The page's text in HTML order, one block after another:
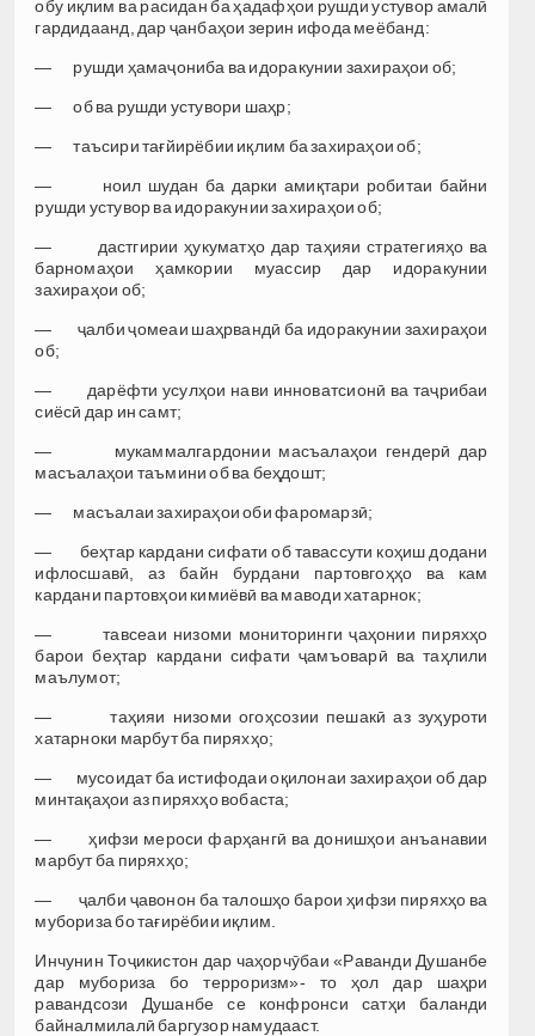
обу иқлим ва расидан ба ҳадафҳои рушди устувор амалӣ
гардидаанд, дар ҷанбаҳои зерин ифода меёбанд:
— рушди ҳамаҷониба ва идоракунии захираҳои об;
— об ва рушди устувори шаҳр;
— таъсири тағйирёбии иқлим ба захираҳои об;
— ноил шудан ба дарки амиқтари робитаи байни
рушди устувор ва идоракунии захираҳои об;
— дастгирии ҳукуматҳо дар таҳияи стратегияҳо ва
барномаҳои ҳамкории муассир дар идоракунии
захираҳои об;
— ҷалби ҷомеаи шаҳрвандӣ ба идоракунии захираҳои
об;
— дарёфти усулҳои нави инноватсионӣ ва таҷрибаи
сиёсӣ дар ин самт;
— мукаммалгардонии масъалаҳои гендерӣ дар
масъалаҳои таъмини об ва беҳдошт;
— масъалаи захираҳои оби фаромарзӣ;
— беҳтар кардани сифати об тавассути коҳиш додани
ифлосшавӣ, аз байн бурдани партовгоҳҳо ва кам
кардани партовҳои кимиёвӣ ва маводи хатарнок;
— тавсеаи низоми мониторинги ҷаҳонии пиряхҳо
барои беҳтар кардани сифати ҷамъоварӣ ва таҳлили
маълумот;
— таҳияи низоми огоҳсозии пешакӣ аз зуҳуроти
хатарноки марбут ба пиряхҳо;
— мусоидат ба истифодаи оқилонаи захираҳои об дар
минтақаҳои аз пиряхҳо вобаста;
— ҳифзи мероси фарҳангӣ ва донишҳои анъанавии
марбут ба пиряхҳо;
— ҷалби ҷавонон ба талошҳо барои ҳифзи пиряхҳо ва
мубориза бо тағирёбии иқлим.
Инчунин Тоҷикистон дар чаҳорчӯбаи «Раванди Душанбе
дар мубориза бо терроризм»- то ҳол дар шаҳри
равандсози Душанбе се конфронси сатҳи баланди
байналмилалӣ баргузор намудааст.